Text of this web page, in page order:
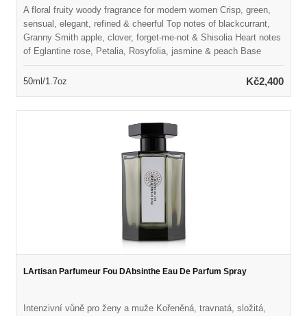
A floral fruity woody fragrance for modern women Crisp, green,
sensual, elegant, refined & cheerful Top notes of blackcurrant,
Granny Smith apple, clover, forget-me-not & Shisolia Heart notes
of Eglantine rose, Petalia, Rosyfolia, jasmine & peach Base
Launched in 2017 Suitable for spring or summer wear
50ml/1.7oz Kč2,400
LArtisan Parfumeur Fou DAbsinthe Eau De Parfum Spray
Intenzivní vůně pro ženy a muže Kořeněná, travnatá, složitá,